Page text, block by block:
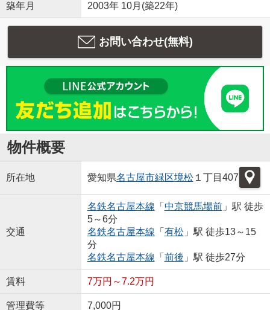
築年月 2003年 10月(築22年)
お問い合わせ(無料)
物件概要
所在地 愛知県名古屋市緑区境松１丁目407
交通
名鉄名古屋本線 「 中京競馬場前」駅 徒歩
5～6分
名鉄名古屋本線 「 有松」駅 徒歩13～15
分
名鉄名古屋本線 「 前後 」駅 徒歩27分
賃料 7万円～7.2万円
管理費等 7,000円